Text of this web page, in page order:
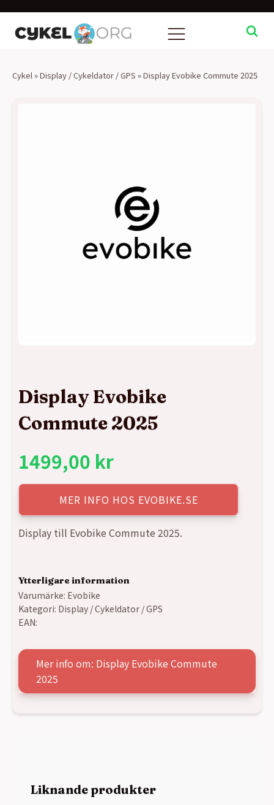
Cykel »Display / Cykeldator / GPS »Display Evobike Commute 2025
Display Evobike
Commute 2025
1499,00 kr
MER INFO HOS EVOBIKE.SE
Display till Evobike Commute 2025.
Ytterligare information
Varumärke: Evobike
Kategori: Display / Cykeldator / GPS
EAN:
Mer info om: Display Evobike Commute
2025
Liknande produkter